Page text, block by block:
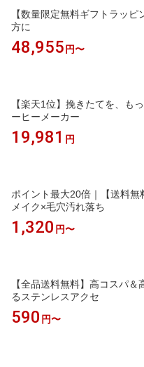
【数量限定無料ギフトラッ
方に
48,955 円〜
【楽天1位】挽きたてを、も
ーヒーメーカー
19,981 円
ポイント最大20倍｜【送料無
メイク×毛穴汚れ落ち
1,320 円〜
【全品送料無料】高コスパ
るステンレスアクセ
590 円〜